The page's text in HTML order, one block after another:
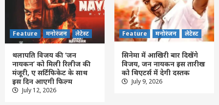
Feature मनोरंजन लेटेस्ट
थलापति विजय की ‘जन
नायकन’ को मिली रिलीज की
मंजूरी, ए सर्टिफिकेट के साथ
इस दिन आएगी फिल्म
July 12, 2026
Feature मनोरंजन लेटेस्ट
सिनेमा में आखिरी बार दिखेंगे
विजय, जन नायकन इस तारीख
को थिएटर्स में देगी दस्तक
July 9, 2026
Feature
पीडीएस प्रणाली में पारदर्शिता के लिए राज्य सरकार